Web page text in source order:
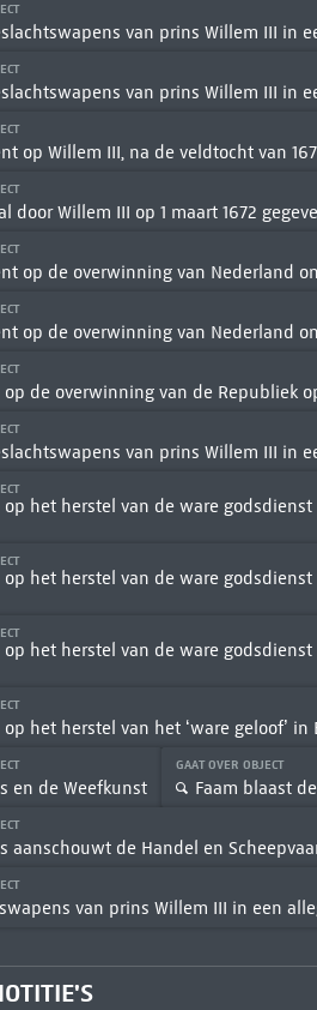
van prins Willem III in
van prins Willem III in
op Willem III, na de veldtocht van
door Willem III op 1 maart 1672
op de overwinning van Nederland
op de overwinning van Nederland
op de overwinning van de Republiek
van prins Willem III in
op het herstel van de ware
op het herstel van de ware
op het herstel van de ware
het herstel van het ‘ware geloof’ in
en de Weefkunst
GAAT OVER OBJECT
Faam blaast
aanschouwt de Handel en
van prins Willem III in een